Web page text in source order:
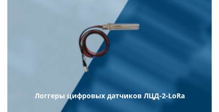
Логгеры цифровых датчиков ЛЦД-2-LoRa